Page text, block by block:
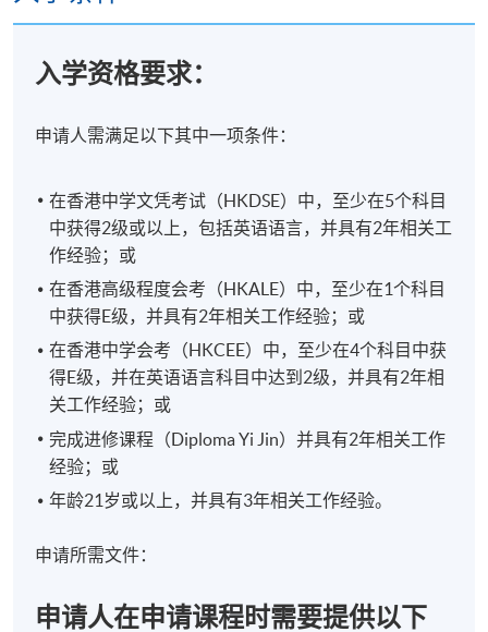
入学资格要求：
申请人需满足以下其中一项条件：
在香港中学文凭考试（HKDSE）中，至少在5个科目
中获得2级或以上，包括英语语言，并具有2年相关工
作经验；或
在香港高级程度会考（HKALE）中，至少在1个科目
中获得E级，并具有2年相关工作经验；或
在香港中学会考（HKCEE）中，至少在4个科目中获
得E级，并在英语语言科目中达到2级，并具有2年相
关工作经验；或
完成进修课程（Diploma Yi Jin）并具有2年相关工作
经验；或
年龄21岁或以上，并具有3年相关工作经验。
申请所需文件：
申请人在申请课程时需要提供以下